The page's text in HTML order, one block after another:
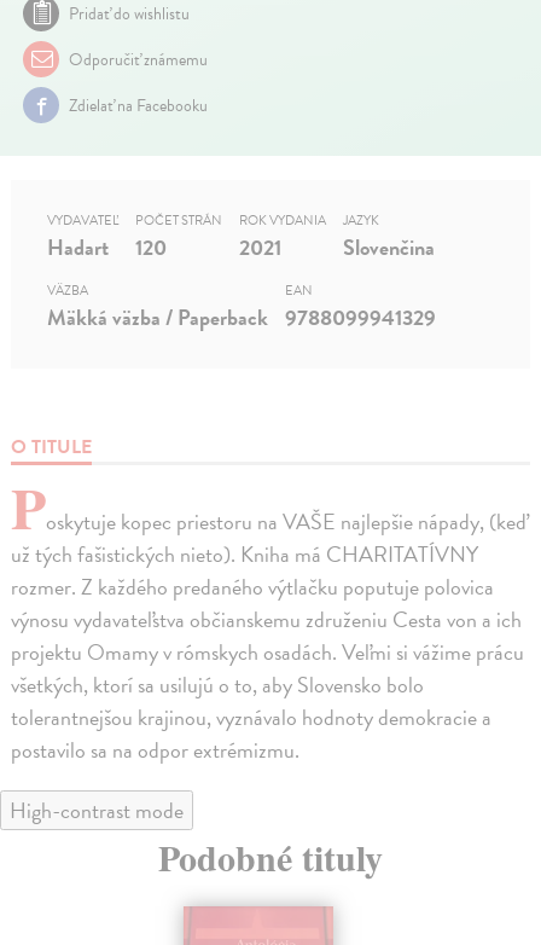
Pridať do wishlistu
Odporučiť známemu
Zdielať na Facebooku
O TITULE
Poskytuje kopec priestoru na VAŠE najlepšie nápady, (keď
už tých fašistických nieto). Kniha má CHARITATÍVNY
rozmer. Z každého predaného výtlačku poputuje polovica
výnosu vydavateľstva občianskemu združeniu Cesta von a ich
projektu Omamy v rómskych osadách. Veľmi si vážime prácu
všetkých, ktorí sa usilujú o to, aby Slovensko bolo
tolerantnejšou krajinou, vyznávalo hodnoty demokracie a
postavilo sa na odpor extrémizmu.
VYDAVATEĽ
Hadart
POČET STRÁN
120
ROK VYDANIA
2021
JAZYK
Slovenčina
VÄZBA
Mäkká väzba / Paperback
EAN
9788099941329
High-contrast mode
Podobné tituly